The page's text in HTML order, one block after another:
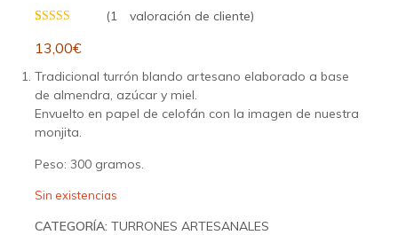
5.00de 5 en
base a
valoración
de un cliente
(1 valoración de cliente)
13,00€
Tradicional turrón blando artesano elaborado a base
de almendra, azúcar y miel.
Envuelto en papel de celofán con la imagen de nuestra
monjita.
Peso: 300 gramos.
Sin existencias
CATEGORÍA: TURRONES ARTESANALES